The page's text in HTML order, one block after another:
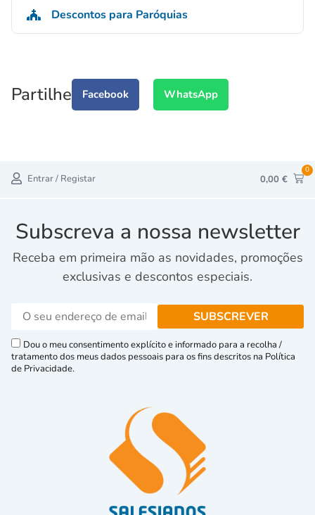
Descontos para Paróquias
Partilhe Facebook WhatsApp
Entrar / Registar 0,00 €
0
Subscreva a nossa newsletter
Receba em primeira mão as novidades, promoções
exclusivas e descontos especiais.
Dou o meu consentimento explícito e informado para a recolha /
tratamento dos meus dados pessoais para os fins descritos na Política
de Privacidade.